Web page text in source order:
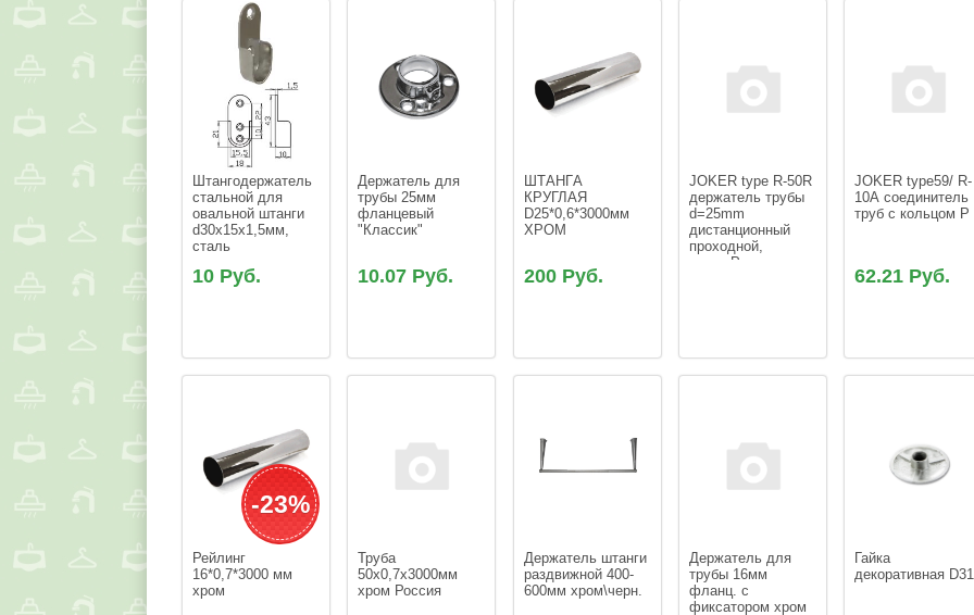
Штангодержатель
стальной для
овальной штанги
d30х15х1,5мм,
сталь
10 Руб.
Держатель для
трубы 25мм
фланцевый
"Классик"
10.07 Руб.
ШТАНГA
КРУГЛАЯ
D25*0,6*3000мм
ХРОМ
200 Руб.
JOKER type R-50R
держатель трубы
d=25mm
дистанционный
проходной,
регул.Р
JOKER type59/ R-
10А соединитель
труб с кольцом Р
62.21 Руб.
-23%
Рейлинг
16*0,7*3000 мм
хром
Труба
50х0,7x3000мм
хром Россия
Держатель штанги
раздвижной 400-
600мм хром\черн.
Держатель для
трубы 16мм
фланц. с
фиксатором хром
Гайка
декоративная D31